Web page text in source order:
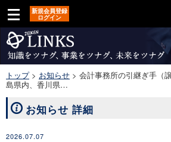
新規会員登録
ログイン
トップ> お知らせ > 会計事務所の引継ぎ手（
島県内、香川県…
お知らせ 詳細
2026.07.07